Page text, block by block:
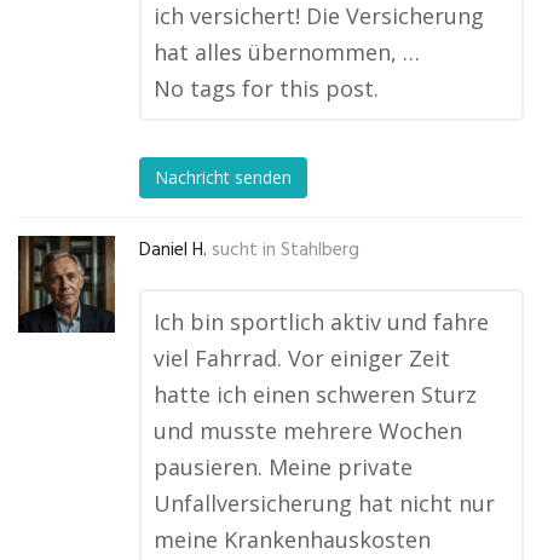
ich versichert! Die Versicherung
hat alles übernommen, …
No tags for this post.
Nachricht senden
Daniel H. sucht in Stahlberg
Ich bin sportlich aktiv und fahre
viel Fahrrad. Vor einiger Zeit
hatte ich einen schweren Sturz
und musste mehrere Wochen
pausieren. Meine private
Unfallversicherung hat nicht nur
meine Krankenhauskosten